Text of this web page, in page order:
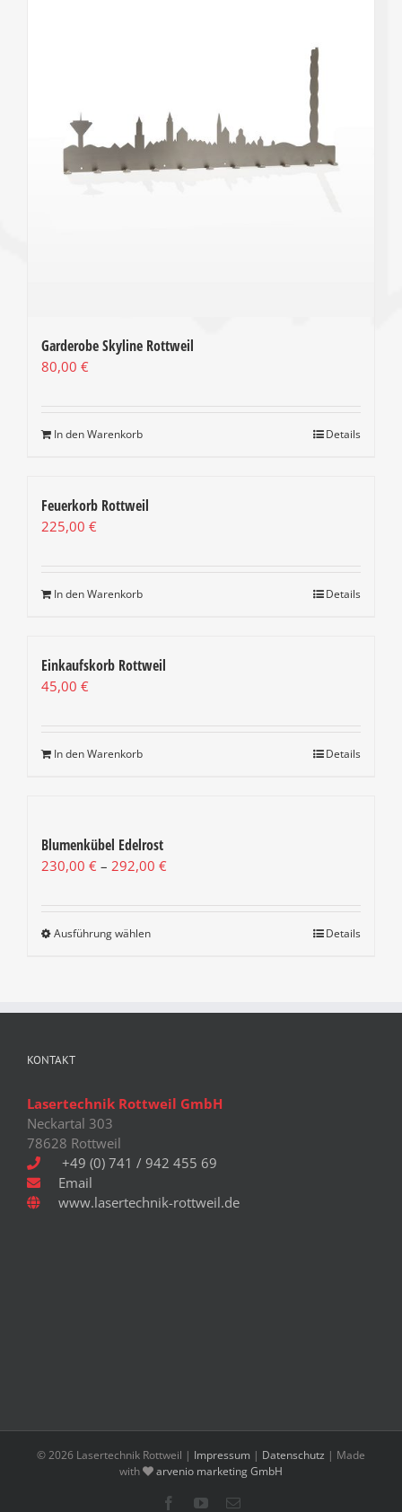
Garderobe Skyline Rottweil
80,00 €
In den Warenkorb Details
Feuerkorb Rottweil
225,00 €
In den Warenkorb Details
Einkaufskorb Rottweil
45,00 €
In den Warenkorb Details
Blumenkübel Edelrost
230,00 € – 292,00 €
bis
Ausführung wählenDieses
Varianten
auf
gewählt
Details
KONTAKT
Lasertechnik Rottweil GmbH
Neckartal 303
78628 Rottweil
+49 (0) 741 / 942 455 69
Email
www.lasertechnik-rottweil.de
©2026 Lasertechnik Rottweil | Impressum | Datenschutz | Made
with
arvenio marketing GmbH
FacebookYouTube
E-